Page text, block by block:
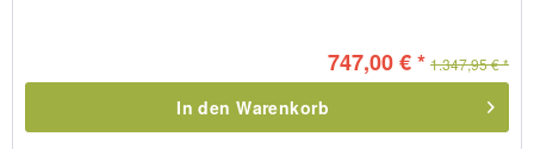
747,00 € * 1.347,95 € *
In den Warenkorb